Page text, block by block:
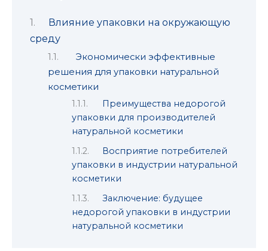
Влияние упаковки на окружающую
среду
Экономически эффективные
решения для упаковки натуральной
косметики
Преимущества недорогой
упаковки для производителей
натуральной косметики
Восприятие потребителей
упаковки в индустрии натуральной
косметики
Заключение: будущее
недорогой упаковки в индустрии
натуральной косметики